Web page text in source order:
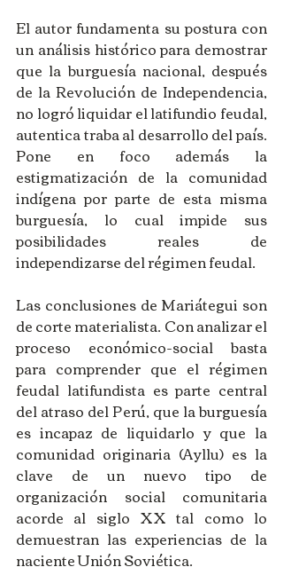
El autor fundamenta su postura con
un análisis histórico para demostrar
que la burguesía nacional, después
de la Revolución de Independencia,
no logró liquidar el latifundio feudal,
autentica traba al desarrollo del país.
Pone en foco además la
estigmatización de la comunidad
indígena por parte de esta misma
burguesía, lo cual impide sus
posibilidades reales de
independizarse del régimen feudal.
Las conclusiones de Mariátegui son
de corte materialista. Con analizar el
proceso económico-social basta
para comprender que el régimen
feudal latifundista es parte central
del atraso del Perú, que la burguesía
es incapaz de liquidarlo y que la
comunidad originaria (Ayllu) es la
clave de un nuevo tipo de
organización social comunitaria
acorde al siglo XX tal como lo
demuestran las experiencias de la
naciente Unión Soviética.